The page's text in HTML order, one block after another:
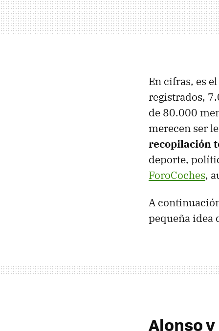
En cifras, es
registrados,
de 80.000
merecen ser
recopilación
deporte,
ForoCoches,
A
pequeña idea
Alonso